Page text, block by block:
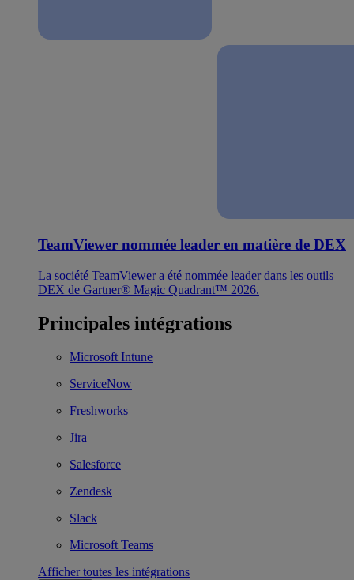
TeamViewer nommée leader en matière de DEX
La société TeamViewer a été nommée leader dans les outils
DEX de Gartner® Magic Quadrant™ 2026.
Principales intégrations
Microsoft Intune
ServiceNow
Freshworks
Jira
Salesforce
Zendesk
Slack
Microsoft Teams
Afficher toutes les intégrations